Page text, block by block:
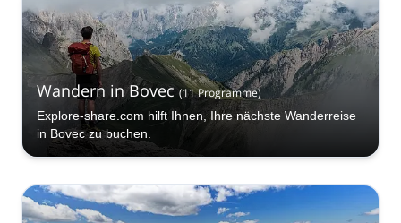
Wandern in Bovec (11Programme)
Explore-share.com hilft Ihnen, Ihre nächste Wanderreise
in Bovec zu buchen.